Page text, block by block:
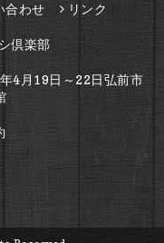
合わせ リンク
倶楽部
4月19日～22日弘前市